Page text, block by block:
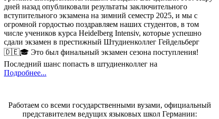
дней назад опубликовали результаты заключительного
вступительного экзамена на зимний семестр 2025, и мы с
огромной гордостью поздравляем наших студентов, в том
числе учеников курса Heidelberg Intensiv, которые успешно
сдали экзамен в престижный Штудиенколлег Гейдельберг
🇩🇪🎓 Это был финальный экзамен сезона поступления!
Последний шанс попасть в штудиенколлег на
Подробнее...
Работаем со всеми государственными вузами, официальный
представителем ведущих языковых школ Германии: